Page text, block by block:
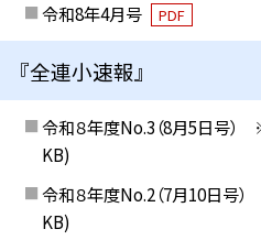
令和8年4月号 PDF
『全連小速報』
令和８年度No.3（8月5日号
KB)
令和８年度No.2（7月10日号
KB)